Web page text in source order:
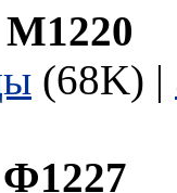
М1220
(68K) |